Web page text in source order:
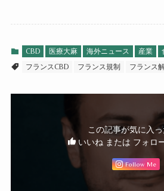
CBD 医療大麻 海外ニュース 産業
フランスCBD
フランス規制 フランス
この記事が気に入っ
いいね または フォロ
Follow Me